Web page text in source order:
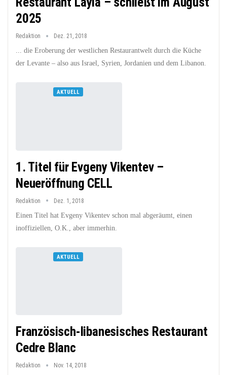
2025
Redaktion Dez. 21, 2018
... die Eroberung der westlichen Restaurantwelt durch die Küche
der Levante – also aus Israel, Syrien, Jordanien und dem Libanon.
AKTUELL
1. Titel für Evgeny Vikentev –
Neueröffnung CELL
Redaktion Dez. 1, 2018
Einen Titel hat Evgeny Vikentev schon mal abgeräumt, einen
inoffiziellen, O.K., aber immerhin.
AKTUELL
Französisch-libanesisches Restaurant
Cedre Blanc
Redaktion Nov. 14, 2018